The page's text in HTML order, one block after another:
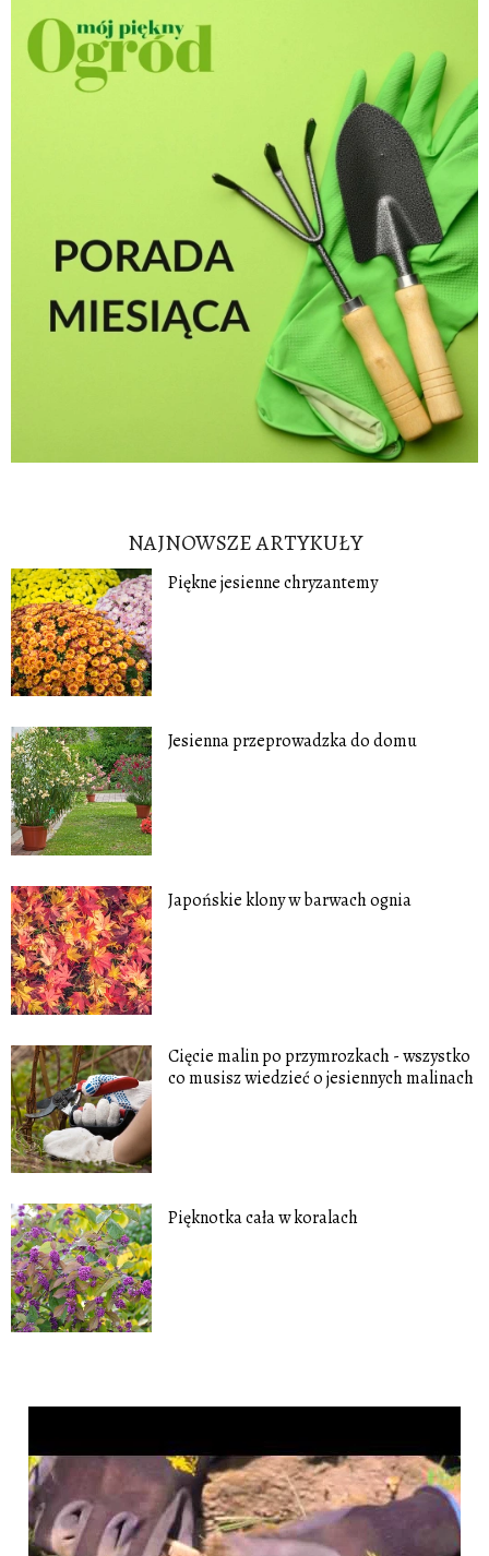
NAJNOWSZE ARTYKUŁY
Piękne jesienne chryzantemy
Jesienna przeprowadzka do domu
Japońskie klony w barwach ognia
Cięcie malin po przymrozkach - wszystko
co musisz wiedzieć o jesiennych malinach
Pięknotka cała w koralach